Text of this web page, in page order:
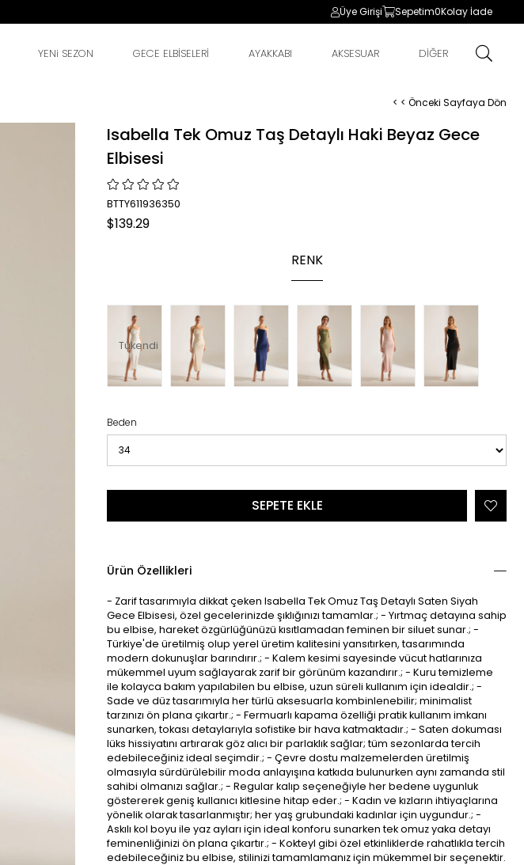
Üye Girişi Sepetim0Kolay İade
YENi SEZON GECE ELBİSELERİ AYAKKABI AKSESUAR DİĞER
< < Önceki Sayfaya Dön
Isabella Tek Omuz Taş Detaylı Haki Beyaz Gece
Elbisesi
BTTY611936350
$139.29
RENK
Tükendi
Beden
Ürün Özellikleri
- Zarif tasarımıyla dikkat çeken Isabella Tek Omuz Taş Detaylı Saten Siyah
Gece Elbisesi, özel gecelerinizde şıklığınızı tamamlar.; - Yırtmaç detayına sahip
bu elbise, hareket özgürlüğünüzü kısıtlamadan feminen bir siluet sunar.; -
Türkiye'de üretilmiş olup yerel üretim kalitesini yansıtırken, tasarımında
modern dokunuşlar barındırır.; - Kalem kesimi sayesinde vücut hatlarınıza
mükemmel uyum sağlayarak zarif bir görünüm kazandırır.; - Kuru temizleme
ile kolayca bakım yapılabilen bu elbise, uzun süreli kullanım için idealdir.; -
Sade ve düz tasarımıyla her türlü aksesuarla kombinlenebilir; minimalist
tarzınızı ön plana çıkartır.; - Fermuarlı kapama özelliği pratik kullanım imkanı
sunarken, tokası detaylarıyla sofistike bir hava katmaktadır.; - Saten dokuması
lüks hissiyatını artırarak göz alıcı bir parlaklık sağlar; tüm sezonlarda tercih
edebileceğiniz ideal seçimdir.; - Çevre dostu malzemelerden üretilmiş
olmasıyla sürdürülebilir moda anlayışına katkıda bulunurken aynı zamanda stil
sahibi olmanızı sağlar.; - Regular kalıp seçeneğiyle her bedene uygunluk
göstererek geniş kullanıcı kitlesine hitap eder.; - Kadın ve kızların ihtiyaçlarına
yönelik olarak tasarlanmıştır; her yaş grubundaki kadınlar için uygundur.; -
Askılı kol boyu ile yaz ayları için ideal konforu sunarken tek omuz yaka detayı
feminenliğinizi ön plana çıkartır.; - Kokteyl gibi özel etkinliklerde rahatlıkla tercih
edebileceğiniz bu elbise, stilinizi tamamlamanız için mükemmel bir seçenektir.